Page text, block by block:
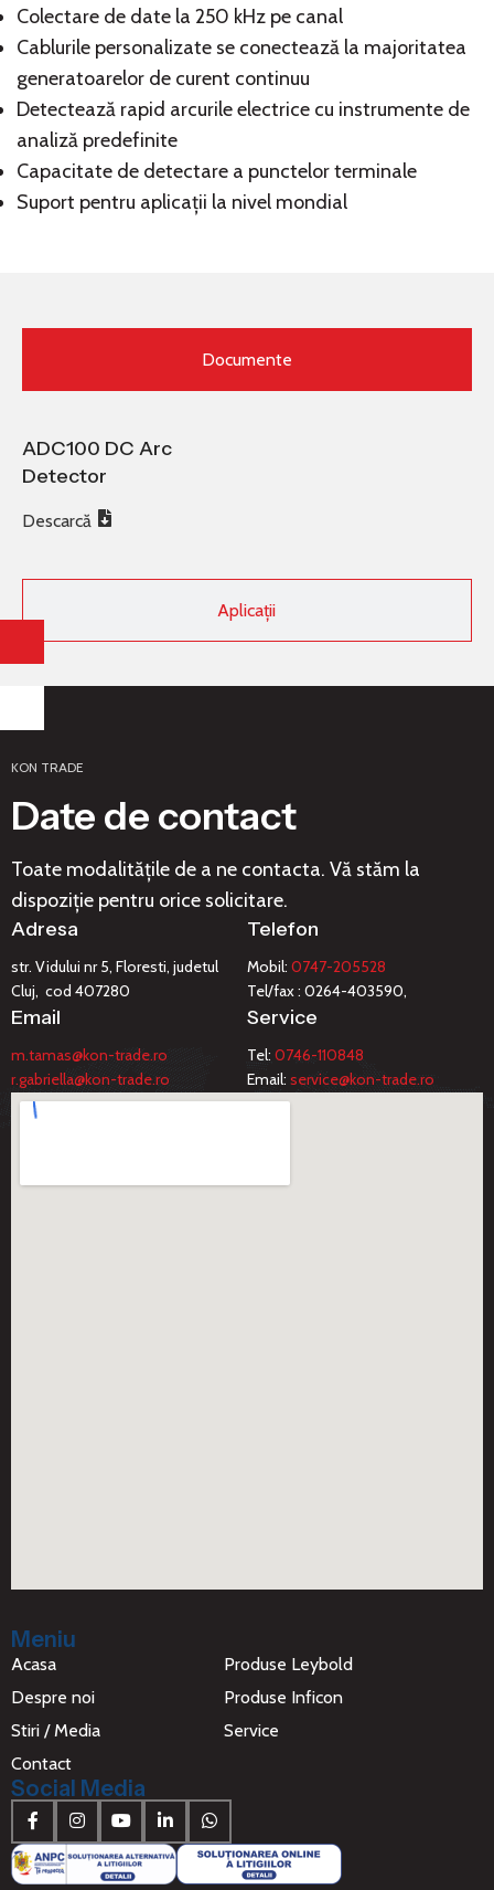
Colectare de date la 250 kHz pe canal
Cablurile personalizate se conectează la majoritatea
generatoarelor de curent continuu
Detectează rapid arcurile electrice cu instrumente de
analiză predefinite
Capacitate de detectare a punctelor terminale
Suport pentru aplicații la nivel mondial
Documente
Aplicații
ADC100 DC Arc
Detector
Descarcă
KON TRADE
Date de contact
Toate modalitățile de a ne contacta. Vă stăm la
dispoziție pentru orice solicitare.
Adresa
str. Vidului nr 5, Floresti, judetul
Cluj, cod 407280
Telefon
Mobil: 0747-205528
Tel/fax : 0264-403590,
Email
m.tamas@kon-trade.ro
r.gabriella@kon-trade.ro
Service
Tel: 0746-110848
Email: service@kon-trade.ro
Meniu
Acasa
Despre noi
Stiri / Media
Contact
Produse Leybold
Produse Inficon
Service
Social Media